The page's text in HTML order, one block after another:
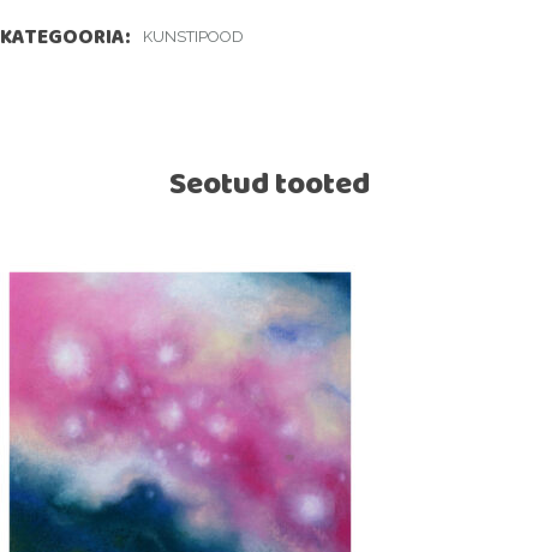
KATEGOORIA: KUNSTIPOOD
Seotud tooted